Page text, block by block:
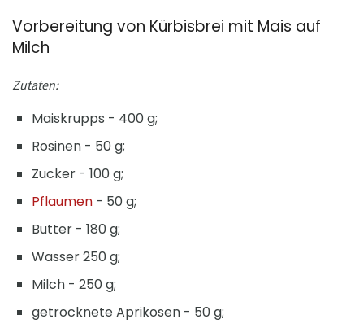
Vorbereitung von Kürbisbrei mit Mais auf
Milch
Zutaten:
Maiskrupps - 400 g;
Rosinen - 50 g;
Zucker - 100 g;
Pflaumen - 50 g;
Butter - 180 g;
Wasser 250 g;
Milch - 250 g;
getrocknete Aprikosen - 50 g;